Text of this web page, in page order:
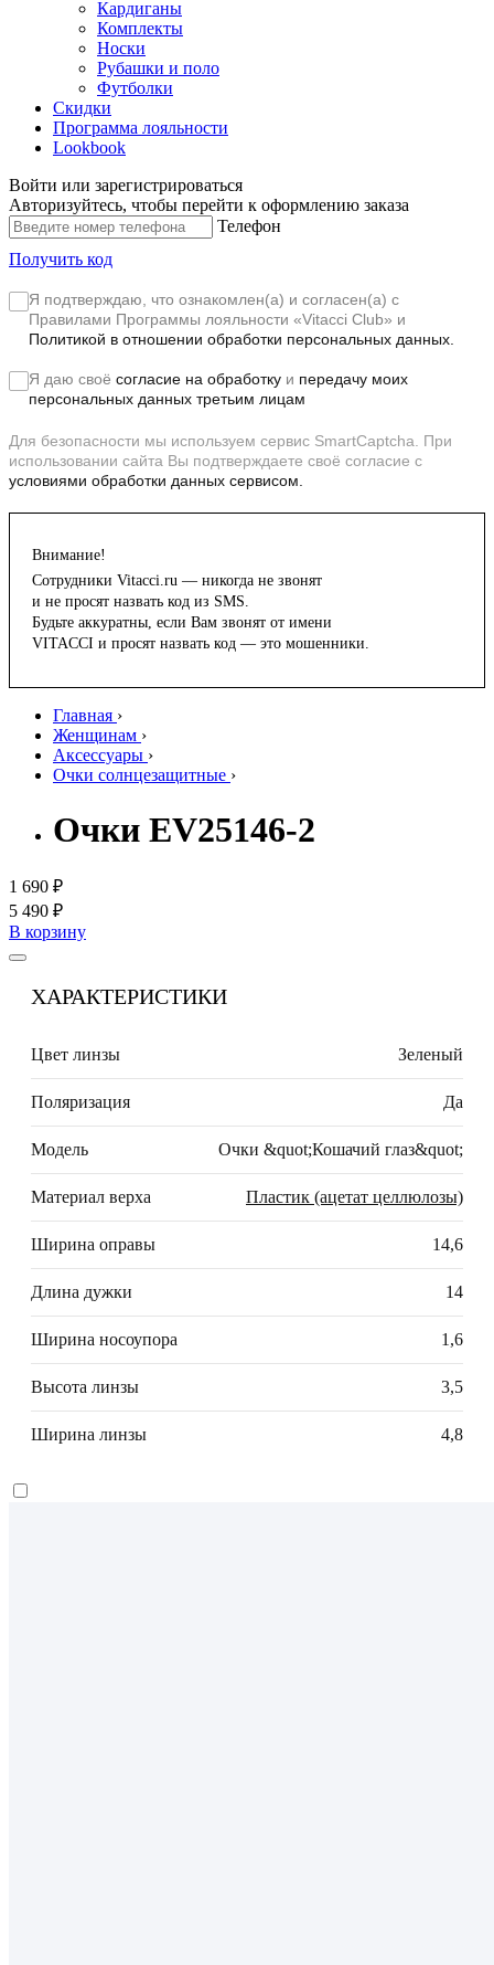
Кардиганы
Комплекты
Носки
Рубашки и поло
Футболки
Скидки
Программа лояльности
Lookbook
Войти или зарегистрироваться
Авторизуйтесь, чтобы перейти к оформлению заказа
Телефон
Получить код
Я подтверждаю, что ознакомлен(а) и согласен(а) с
Правилами Программы лояльности «Vitacci Club» и
Политикой в отношении обработки персональных данных.
Я даю своё согласие на обработку и передачу моих
персональных данных третьим лицам
Для безопасности мы используем сервис SmartCaptcha. При
использовании сайта Вы подтверждаете своё согласие с
условиями обработки данных сервисом.
Внимание!
Сотрудники Vitacci.ru — никогда не звонят
и не просят назвать код из SMS.
Будьте аккуратны, если Вам звонят от имени
VITACCI и просят назвать код — это мошенники.
Главная ›
Женщинам ›
Аксессуары ›
Очки солнцезащитные ›
Очки EV25146-2
1 690 ₽
5 490 ₽
В корзину
ХАРАКТЕРИСТИКИ
Цвет линзы Зеленый
Поляризация Да
Модель Очки &quot;Кошачий глаз&quot;
Материал верха Пластик (ацетат целлюлозы)
Ширина оправы 14,6
Длина дужки 14
Ширина носоупора 1,6
Высота линзы 3,5
Ширина линзы 4,8